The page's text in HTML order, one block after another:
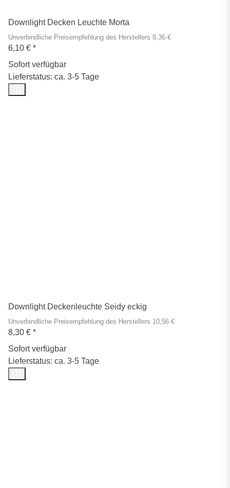
Downlight Decken Leuchte Morta
Unverbindliche Preisempfehlung des Herstellers 8,36 €
6,10 € *
Sofort verfügbar
Lieferstatus: ca. 3-5 Tage
Downlight Deckenleuchte Seidy eckig
Unverbindliche Preisempfehlung des Herstellers 10,56 €
8,30 € *
Sofort verfügbar
Lieferstatus: ca. 3-5 Tage